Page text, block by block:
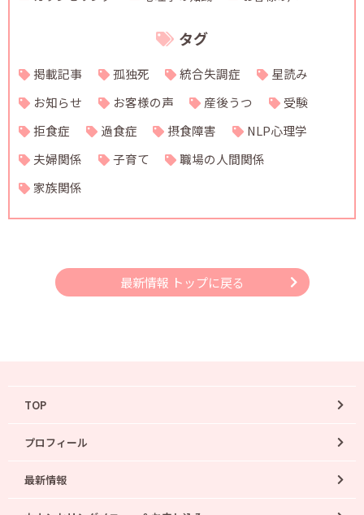
タグ
掲載記事 孤独死 統合失調症
星読み
お知らせ
お客様の声 産後うつ
受験
拒食症
過食症 摂食障害
NLP心理学
夫婦関係
子育て
職場の人間関係
家族関係
最新情報 トップに戻る
TOP
プロフィール
最新情報